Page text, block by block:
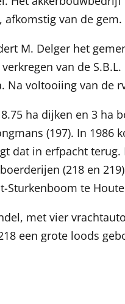
afkomstig van de
M. Delger het
van de
Na voltooiing van de
ha dijken en 3 ha
(197). In 1986
dat in erfpacht
(218 en
Sturkenboom te
met vier
een grote loods